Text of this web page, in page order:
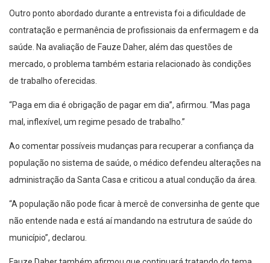
Outro ponto abordado durante a entrevista foi a dificuldade de
contratação e permanência de profissionais da enfermagem e da
saúde. Na avaliação de Fauze Daher, além das questões de
mercado, o problema também estaria relacionado às condições
de trabalho oferecidas.
“Paga em dia é obrigação de pagar em dia”, afirmou. “Mas paga
mal, inflexível, um regime pesado de trabalho.”
Ao comentar possíveis mudanças para recuperar a confiança da
população no sistema de saúde, o médico defendeu alterações na
administração da Santa Casa e criticou a atual condução da área.
“A população não pode ficar à mercê de conversinha de gente que
não entende nada e está aí mandando na estrutura de saúde do
município”, declarou.